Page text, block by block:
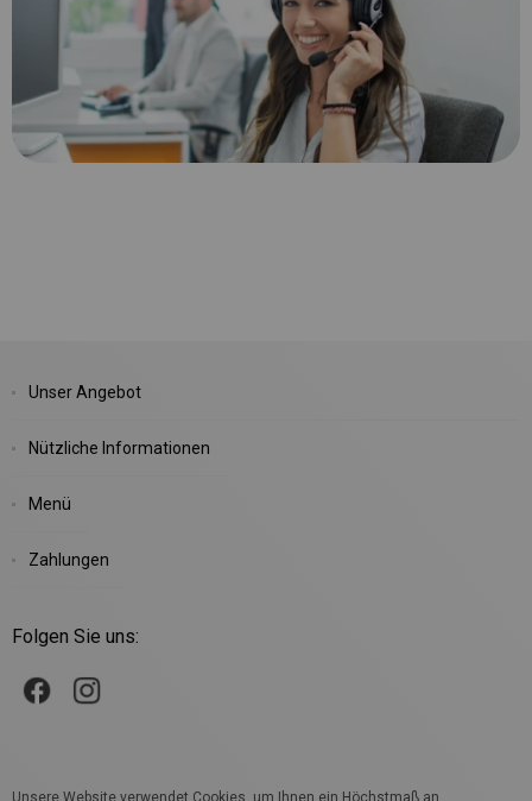
Unser Angebot
Nützliche Informationen
Menü
Zahlungen
Folgen Sie uns:
Unsere Website verwendet Cookies, um Ihnen ein Höchstmaß an